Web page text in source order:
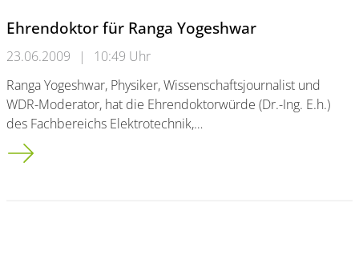
Ehrendoktor für Ranga Yogeshwar
23.06.2009 |
10:49 Uhr
Ranga Yogeshwar, Physiker, Wissenschaftsjournalist und
WDR-Moderator, hat die Ehrendoktorwürde (Dr.-Ing. E.h.)
des Fachbereichs Elektrotechnik,…
Ehrendoktor für Ranga Yogeshwar